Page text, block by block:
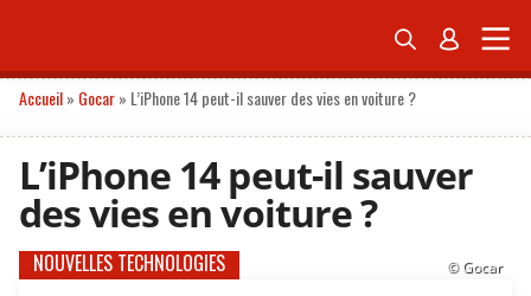
 
Accueil» Gocar» L’iPhone 14 peut-il sauver des vies en voiture ?
L’iPhone 14 peut-il sauver
des vies en voiture ?
© Gocar
NOUVELLES TECHNOLOGIES